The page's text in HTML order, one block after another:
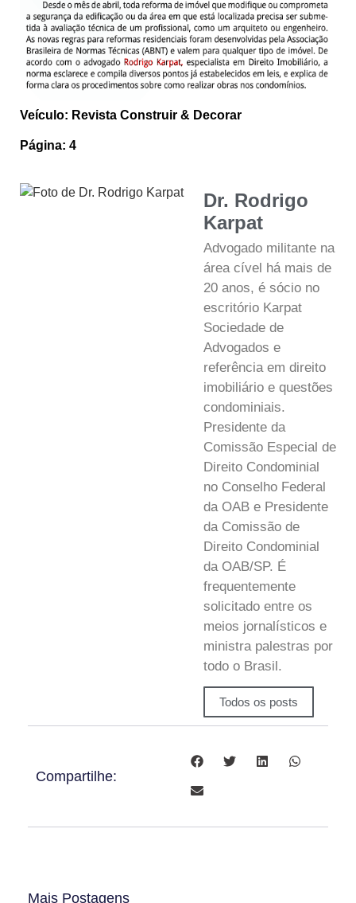
Veículo: Revista Construir & Decorar
Página: 4
Dr. Rodrigo
Karpat
Advogado militante na
área cível há mais de
20 anos, é sócio no
escritório Karpat
Sociedade de
Advogados e
referência em direito
imobiliário e questões
condominiais.
Presidente da
Comissão Especial de
Direito Condominial
no Conselho Federal
da OAB e Presidente
da Comissão de
Direito Condominial
da OAB/SP. É
frequentemente
solicitado entre os
meios jornalísticos e
ministra palestras por
todo o Brasil.
Todos os posts
Compartilhe:
Mais Postagens